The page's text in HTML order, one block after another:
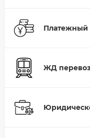
Платежный
ЖД